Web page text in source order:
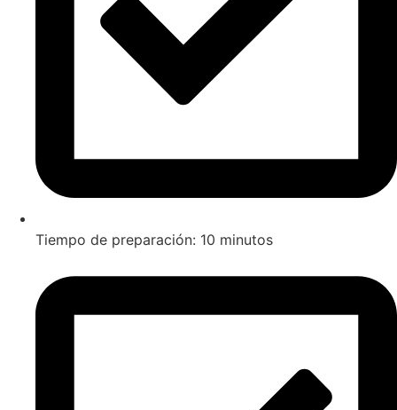
Tiempo de preparación: 10 minutos